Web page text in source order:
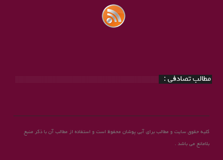
مطالب تصادفی :
کلیه حقوق سایت و مطالب برای آبی پوشان محفوظ است و استفاده از مطالب آن با ذکر منبع
بلامانع می باشد .